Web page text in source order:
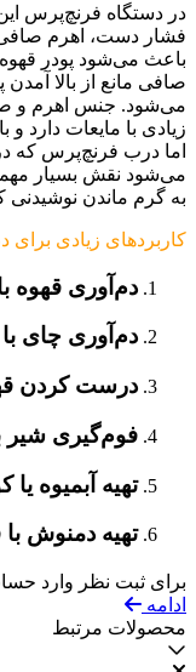
در دستگاه فرنچ‌پرس
فشار دست، اهرم صافی
باعث می‌شود پودر قهوه
صافی مانع از بالا
می‌شود. جنس اهرم و
زیادی با مایعات دارد
اما درب فرنچ‌پرس که
می‌شود نقش بسیار
به گرم ماندن
کاربردهای زیادی برای
دم‌آوری قهوه
دم‌آوری چای
درست کردن
فوم‌گیری شیر
تهیه آبمیوه‌ یا
تهیه دمنوش
برای ثبت نظر وارد
ادامه
محصولات مرتبط